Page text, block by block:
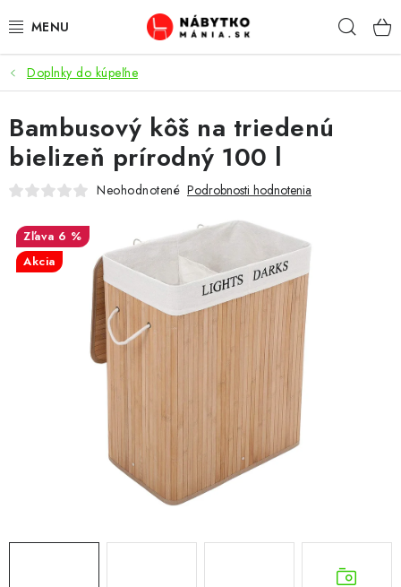
na
VÝPREDAJ
NOVINKY
OBÝVACIA IZBA
SPÁĽŇA
PRACOVŇA / KANCELÁRIA
DETSKÉ A ŠTUDENTSKÉ
DOPLNKY A DEKORÁCIE
ZÁHRADA
Doplnky do kúpeľne
Bambusový kôš na triedenú
bielizeň prírodný 100 l
Neohodnotené Podrobnosti hodnotenia
6 %
Akcia